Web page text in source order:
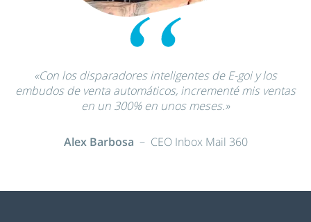
«Con los disparadores inteligentes de E-goi y los
embudos de venta automáticos, incrementé mis ventas
en un 300% en unos meses.»
Alex Barbosa – CEO Inbox Mail 360